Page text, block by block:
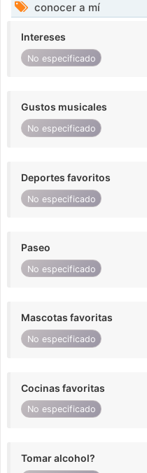
conocer a mí
Intereses
No especificado
Gustos musicales
No especificado
Deportes favoritos
No especificado
Paseo
No especificado
Mascotas favoritas
No especificado
Cocinas favoritas
No especificado
Tomar alcohol?